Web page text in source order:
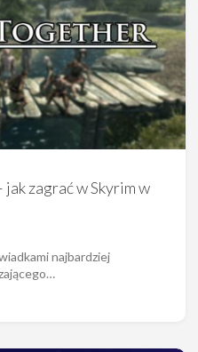
zagrać w Skyrim w
najbardziej